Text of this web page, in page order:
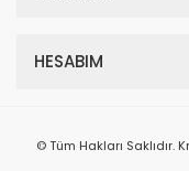
HESABIM
© Tüm Hakları Saklıdır.